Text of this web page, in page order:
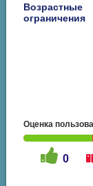
Возрастные
ограничения
Оценка
0